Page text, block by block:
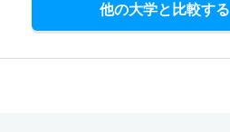
他の大学と比較する